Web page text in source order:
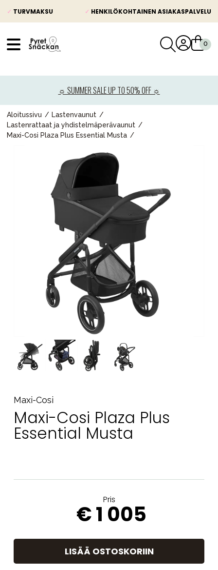
✓ TURVMAKSU ✓ HENKILÖKOHTAINEN ASIAKASPALVELU
☼ SUMMER SALE UP TO 50% OFF ☼
Aloitussivu
Lastenvaunut
Lastenrattaat ja yhdistelmäperävaunut
Maxi-Cosi Plaza Plus Essential Musta
Maxi-Cosi
Maxi-Cosi Plaza Plus
Essential Musta
Pris
€ 1 005
LISÄÄ OSTOSKORIIN
Lastenvaunut
Lasten turvaistuimet
Vauvan paketti
Lapsi & vauva
Lelut ja pelit
Äiti & Isä
Huonekalut & vuodevaatteet
Tarvikkeet
Varaosat
Kampanjat
Lahjavinkkejä
Suosikit
Tavaramerkit
Aurinko ja uinti Outlet